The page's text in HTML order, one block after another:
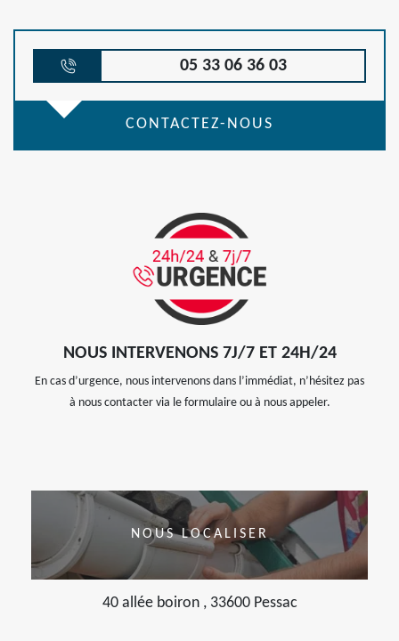
05 33 06 36 03
CONTACTEZ-NOUS
NOUS INTERVENONS 7J/7 ET 24H/24
En cas d’urgence, nous intervenons dans l’immédiat, n’hésitez pas
à nous contacter via le formulaire ou à nous appeler.
NOUS LOCALISER
40 allée boiron , 33600 Pessac